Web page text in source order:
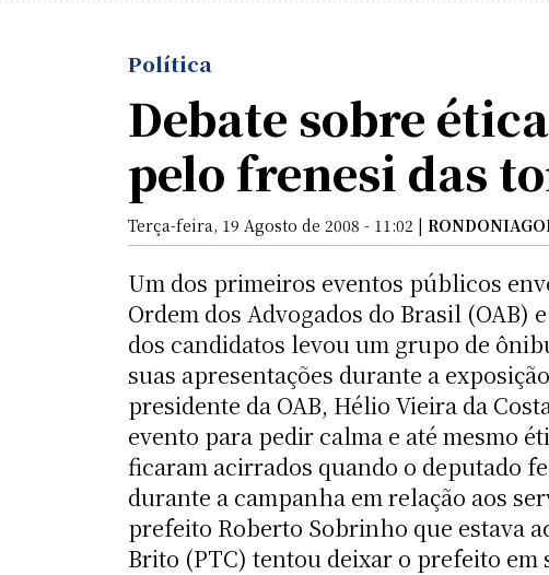
Política
Debate sobre
pelo frenesi das
Terça-feira, 19 Agosto de 2008 - 11:02 |
Um dos primeiros eventos públicos
Ordem dos Advogados do Brasil
dos candidatos levou um grupo de
suas apresentações durante a
presidente da OAB, Hélio Vieira da
evento para pedir calma e até mesmo
ficaram acirrados quando o deputado
durante a campanha em relação aos
prefeito Roberto Sobrinho que estava
Brito (PTC) tentou deixar o prefeito